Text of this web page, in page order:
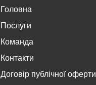
Головна
Послуги
Команда
Контакти
Договір публічної оферти